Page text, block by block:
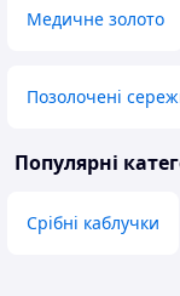
Медичне золото
Позолочені
Популярні
Срібні каблучки